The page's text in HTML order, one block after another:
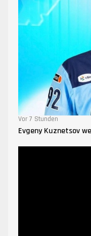
Vor 7 Stunden
Evgeny Kuznetsov